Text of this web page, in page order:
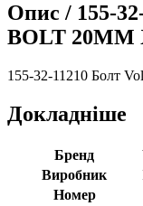
Опис / 155-
BOLT 20MM
155-32-11210 Болт
Докладніше
Бренд
Виробник
Номер